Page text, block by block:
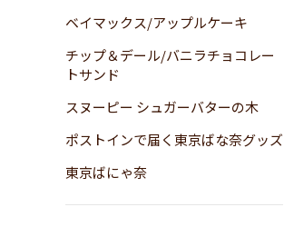
ベイマックス/アップルケーキ
チップ＆デール/バニラチョコレー
トサンド
スヌーピー シュガーバターの木
ポストインで届く東京ばな奈グッズ
東京ばにゃ奈